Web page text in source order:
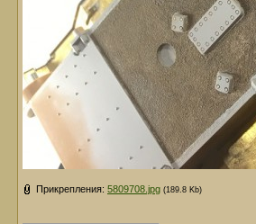
Прикрепления: 5809708.jpg (189.8 Kb)